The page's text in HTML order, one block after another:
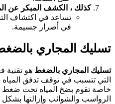
كذلك ، الكشف المبكر عن
تساعد في اكتشاف
في أضرار جسيمة.
تسليك المجاري
تسليك المجاري بالضغط هو تقنية
التي تتسبب في توقف تدفق المياه
خاصة تقوم بضخ المياه تحت ضغط
الرواسب والشوائب وإزالتها